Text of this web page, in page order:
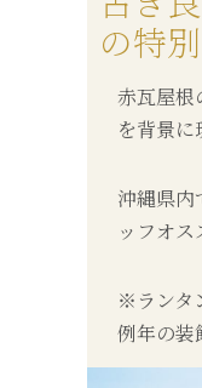
の特
赤瓦屋根
を背景に
沖縄県内
ッフオス
※ランタ
例年の装